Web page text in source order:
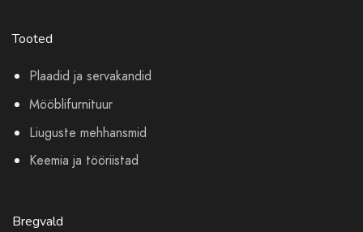
Tooted
Plaadid ja servakandid
Mööblifurnituur
Liuguste mehhansmid
Keemia ja tööriistad
Bregvald